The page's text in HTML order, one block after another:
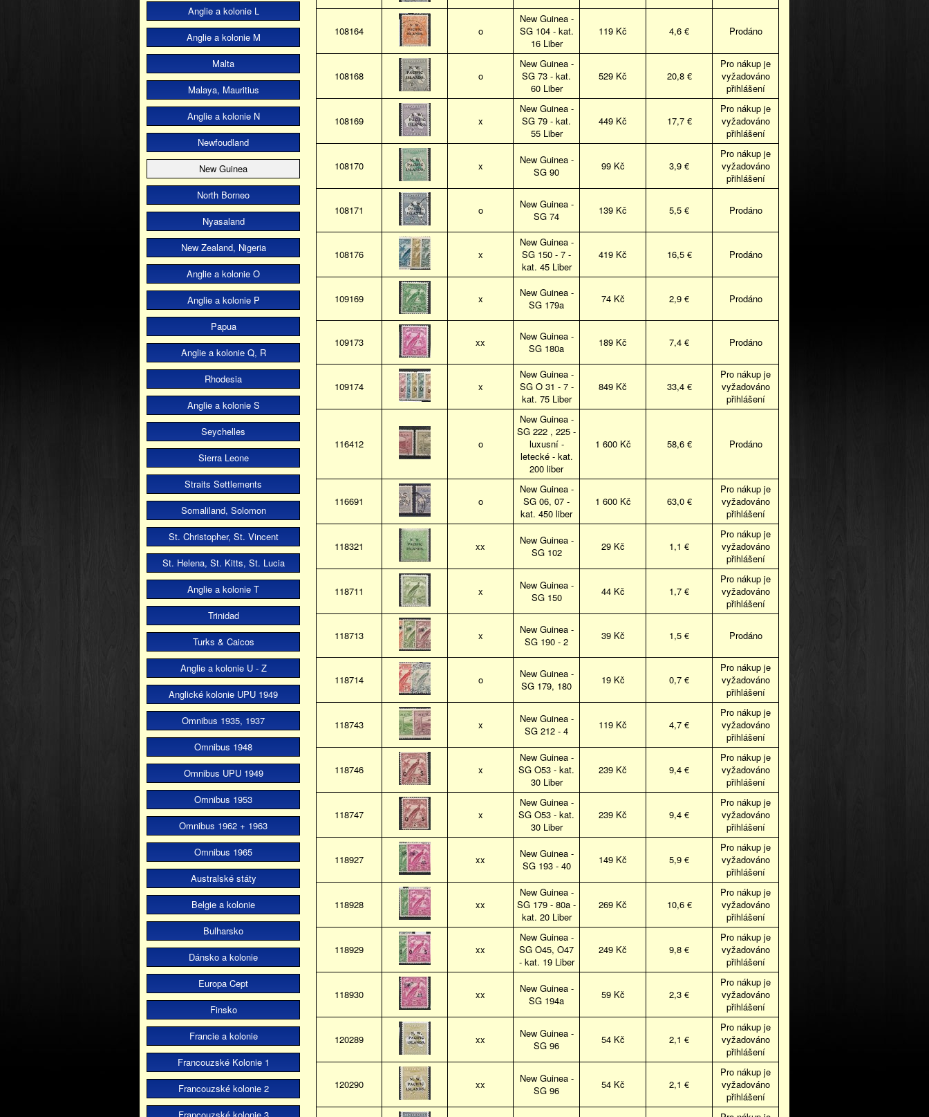
Anglie a kolonie L
Anglie a kolonie M
Malta
Malaya, Mauritius
Anglie a kolonie N
Newfoudland
New Guinea
North Borneo
Nyasaland
New Zealand, Nigeria
Anglie a kolonie O
Anglie a kolonie P
Papua
Anglie a kolonie Q, R
Rhodesia
Anglie a kolonie S
Seychelles
Sierra Leone
Straits Settlements
Somaliland, Solomon
St. Christopher, St. Vincent
St. Helena, St. Kitts, St. Lucia
Anglie a kolonie T
Trinidad
Turks & Caicos
Anglie a kolonie U - Z
Anglické kolonie UPU 1949
Omnibus 1935, 1937
Omnibus 1948
Omnibus UPU 1949
Omnibus 1953
Omnibus 1962 + 1963
Omnibus 1965
Australské státy
Belgie a kolonie
Bulharsko
Dánsko a kolonie
Europa Cept
Finsko
Francie a kolonie
Francouzské Kolonie 1
Francouzské kolonie 2
108164 o
New Guinea -
SG 104 - kat.
16 Liber
119 Kč 4,6 € Prodáno
108168 o
New Guinea -
SG 73 - kat.
60 Liber
529 Kč 20,8 €
Pro nákup je
vyžadováno
přihlášení
108169 x
New Guinea -
SG 79 - kat.
55 Liber
449 Kč 17,7 €
Pro nákup je
vyžadováno
přihlášení
108170 x
New Guinea -
SG 90
99 Kč 3,9 €
Pro nákup je
vyžadováno
přihlášení
108171 o
New Guinea -
SG 74
139 Kč 5,5 € Prodáno
108176 x
New Guinea -
SG 150 - 7 -
kat. 45 Liber
419 Kč 16,5 € Prodáno
109169 x
New Guinea -
SG 179a
74 Kč 2,9 € Prodáno
109173 xx
New Guinea -
SG 180a
189 Kč 7,4 € Prodáno
109174 x
New Guinea -
SG O 31 - 7 -
kat. 75 Liber
849 Kč 33,4 €
Pro nákup je
vyžadováno
přihlášení
116412 o
New Guinea -
SG 222 , 225 -
luxusní -
letecké - kat.
200 liber
1 600 Kč 58,6 € Prodáno
116691 o
New Guinea -
SG 06, 07 -
kat. 450 liber
1 600 Kč 63,0 €
Pro nákup je
vyžadováno
přihlášení
118321 xx
New Guinea -
SG 102
29 Kč 1,1 €
Pro nákup je
vyžadováno
přihlášení
118711 x
New Guinea -
SG 150
44 Kč 1,7 €
Pro nákup je
vyžadováno
přihlášení
118713 x
New Guinea -
SG 190 - 2
39 Kč 1,5 € Prodáno
118714 o
New Guinea -
SG 179, 180
19 Kč 0,7 €
Pro nákup je
vyžadováno
přihlášení
118743 x
New Guinea -
SG 212 - 4
119 Kč 4,7 €
Pro nákup je
vyžadováno
přihlášení
118746 x
New Guinea -
SG O53 - kat.
30 Liber
239 Kč 9,4 €
Pro nákup je
vyžadováno
přihlášení
118747 x
New Guinea -
SG O53 - kat.
30 Liber
239 Kč 9,4 €
Pro nákup je
vyžadováno
přihlášení
118927 xx
New Guinea -
SG 193 - 40
149 Kč 5,9 €
Pro nákup je
vyžadováno
přihlášení
118928 xx
New Guinea -
SG 179 - 80a -
kat. 20 Liber
269 Kč 10,6 €
Pro nákup je
vyžadováno
přihlášení
118929 xx
New Guinea -
SG O45, O47
- kat. 19 Liber
249 Kč 9,8 €
Pro nákup je
vyžadováno
přihlášení
118930 xx
New Guinea -
SG 194a
59 Kč 2,3 €
Pro nákup je
vyžadováno
přihlášení
120289 xx
New Guinea -
SG 96
54 Kč 2,1 €
Pro nákup je
vyžadováno
přihlášení
120290 xx
New Guinea -
SG 96
54 Kč 2,1 €
Pro nákup je
vyžadováno
přihlášení